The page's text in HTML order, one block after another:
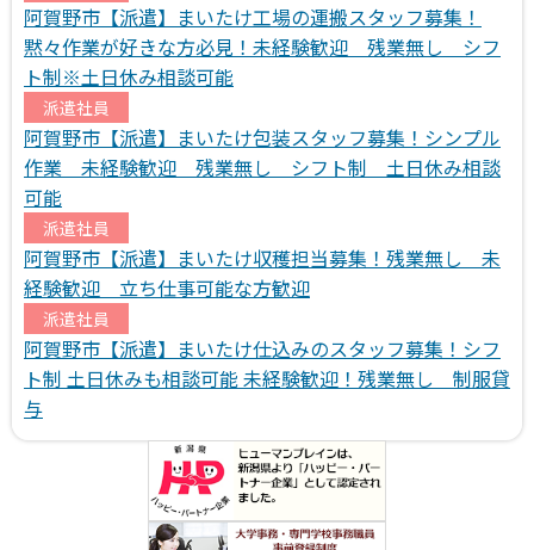
阿賀野市【派遣】まいたけ工場の運搬スタッフ募集！
黙々作業が好きな方必見！未経験歓迎 残業無し シフ
ト制※土日休み相談可能
派遣社員
阿賀野市【派遣】まいたけ包装スタッフ募集！シンプル
作業 未経験歓迎 残業無し シフト制 土日休み相談
可能
派遣社員
阿賀野市【派遣】まいたけ収穫担当募集！残業無し 未
経験歓迎 立ち仕事可能な方歓迎
派遣社員
阿賀野市【派遣】まいたけ仕込みのスタッフ募集！シフ
ト制 土日休みも相談可能 未経験歓迎！残業無し 制服貸
与